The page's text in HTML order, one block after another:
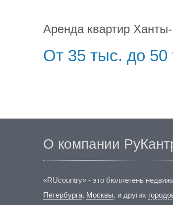
Аренда квартир
От 35 тыс. до 50
О компании
«RUcountry» - это бюллетень
Петербурга, Москвы, и других